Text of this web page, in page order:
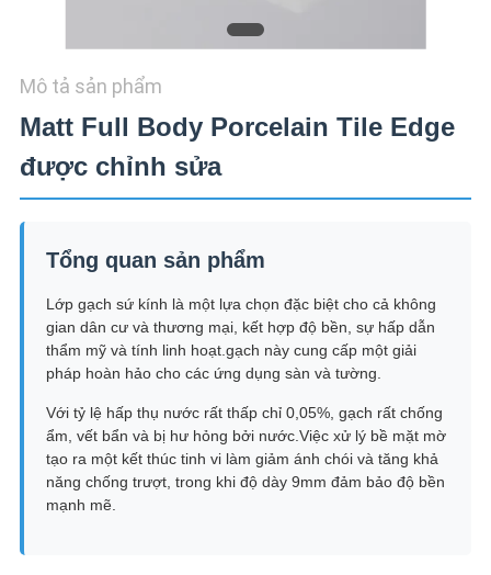
CHÍNH
SÁCH
BẢO
MẬT
Mô tả sản phẩm
Matt Full Body Porcelain Tile Edge
được chỉnh sửa
Tổng quan sản phẩm
Lớp gạch sứ kính là một lựa chọn đặc biệt cho cả không
gian dân cư và thương mại, kết hợp độ bền, sự hấp dẫn
thẩm mỹ và tính linh hoạt.gạch này cung cấp một giải
pháp hoàn hảo cho các ứng dụng sàn và tường.
Với tỷ lệ hấp thụ nước rất thấp chỉ 0,05%, gạch rất chống
ẩm, vết bẩn và bị hư hỏng bởi nước.Việc xử lý bề mặt mờ
tạo ra một kết thúc tinh vi làm giảm ánh chói và tăng khả
năng chống trượt, trong khi độ dày 9mm đảm bảo độ bền
mạnh mẽ.